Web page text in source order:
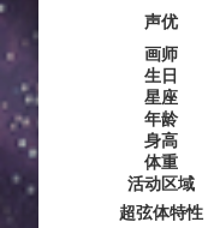
声优
画师
生日
星座
年龄
身高
体重
活动区域
超弦体特性